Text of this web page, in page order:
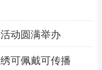
动圆满举办
可佩戴可传播